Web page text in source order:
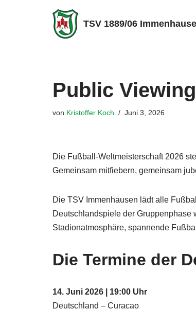
TSV 1889/06
Public
von Kristoffer Koch Juni 3, 2026
Die Fußball-Weltmeisterschaft 2026
Gemeinsam mitfiebern, gemeinsam
Die TSV Immenhausen lädt alle
Deutschlandspiele der Gruppenphase
Stadionatmosphäre, spannende
Die Termine der
14. Juni 2026 | 19:00 Uhr
Deutschland – Curacao